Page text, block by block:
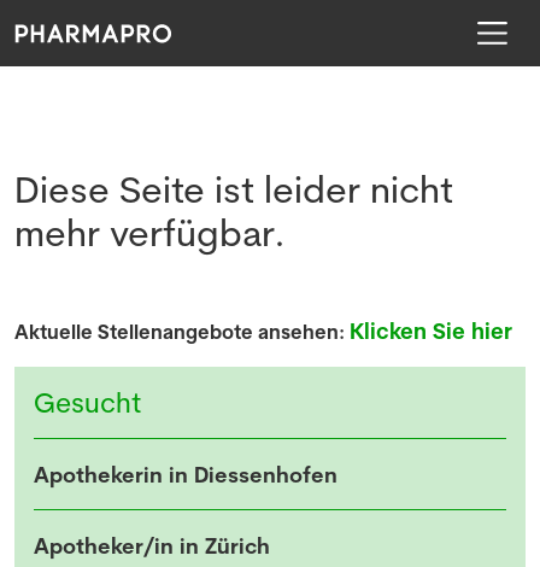
Diese Seite ist leider nicht
mehr verfügbar.
Aktuelle Stellenangebote ansehen: Klicken Sie hier
Gesucht
Apothekerin in Diessenhofen
Apotheker/in in Zürich